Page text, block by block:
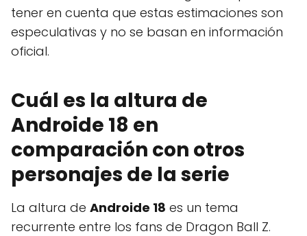
tener en cuenta que estas estimaciones son
especulativas y no se basan en información
oficial.
Cuál es la altura de
Androide 18 en
comparación con otros
personajes de la serie
La altura de Androide 18 es un tema
recurrente entre los fans de Dragon Ball Z.